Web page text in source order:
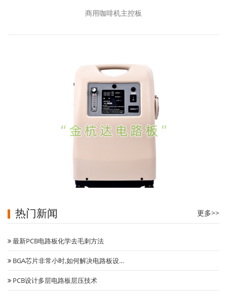
商用咖啡机主控板
热门新闻 更多>>
最新PCB电路板化学去毛刺方法
BGA芯片非常小时,如何解决电路板设…
PCB设计多层电路板层压技术